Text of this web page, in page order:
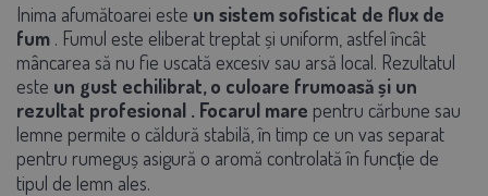
Inima afumătoarei este un sistem sofisticat de flux de
fum . Fumul este eliberat treptat și uniform, astfel încât
mâncarea să nu fie uscată excesiv sau arsă local. Rezultatul
este un gust echilibrat, o culoare frumoasă și un
rezultat profesional . Focarul mare pentru cărbune sau
lemne permite o căldură stabilă, în timp ce un vas separat
pentru rumeguș asigură o aromă controlată în funcție de
tipul de lemn ales.